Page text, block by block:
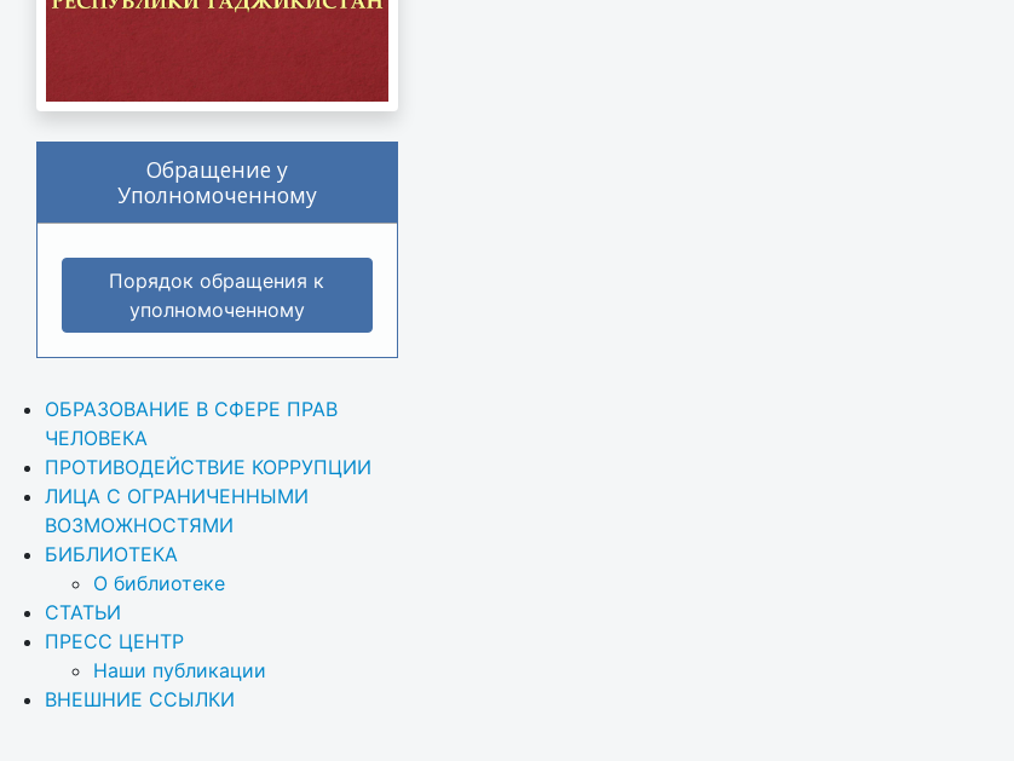
Обращение у
Уполномоченному
Порядок обращения к
уполномоченному
ОБРАЗОВАНИЕ В СФЕРЕ ПРАВ
ЧЕЛОВЕКА
ПРОТИВОДЕЙСТВИЕ КОРРУПЦИИ
ЛИЦА С ОГРАНИЧЕННЫМИ
ВОЗМОЖНОСТЯМИ
БИБЛИОТЕКА
О библиотеке
СТАТЬИ
ПРЕСС ЦЕНТР
Наши публикации
ВНЕШНИЕ ССЫЛКИ